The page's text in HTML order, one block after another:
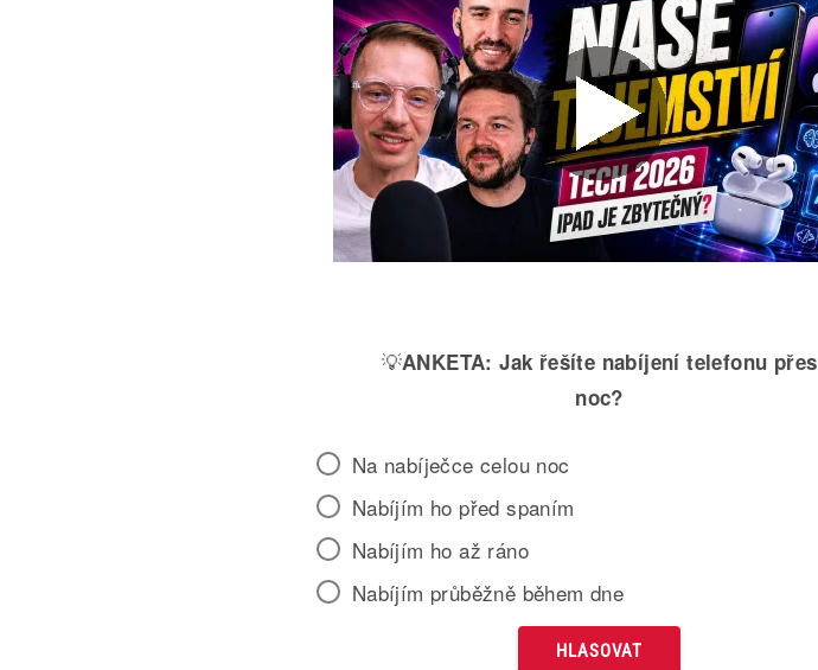
💡ANKETA: Jak řešíte nabíjení telefonu přes
noc?
Na nabíječce celou noc
Nabíjím ho před spaním
Nabíjím ho až ráno
Nabíjím průběžně během dne